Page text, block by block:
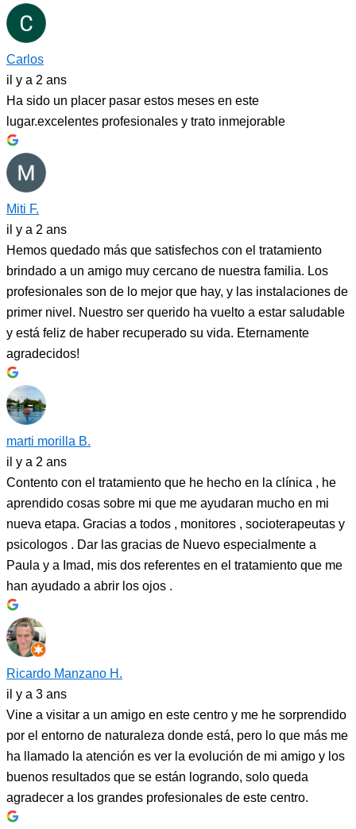
Carlos
il y a 2 ans
Ha sido un placer pasar estos meses en este
lugar.excelentes profesionales y trato inmejorable
Miti F.
il y a 2 ans
Hemos quedado más que satisfechos con el tratamiento
brindado a un amigo muy cercano de nuestra familia. Los
profesionales son de lo mejor que hay, y las instalaciones de
primer nivel. Nuestro ser querido ha vuelto a estar saludable
y está feliz de haber recuperado su vida. Eternamente
agradecidos!
marti morilla B.
il y a 2 ans
Contento con el tratamiento que he hecho en la clínica , he
aprendido cosas sobre mi que me ayudaran mucho en mi
nueva etapa. Gracias a todos , monitores , socioterapeutas y
psicologos . Dar las gracias de Nuevo especialmente a
Paula y a Imad, mis dos referentes en el tratamiento que me
han ayudado a abrir los ojos .
Ricardo Manzano H.
il y a 3 ans
Vine a visitar a un amigo en este centro y me he sorprendido
por el entorno de naturaleza donde está, pero lo que más me
ha llamado la atención es ver la evolución de mi amigo y los
buenos resultados que se están logrando, solo queda
agradecer a los grandes profesionales de este centro.